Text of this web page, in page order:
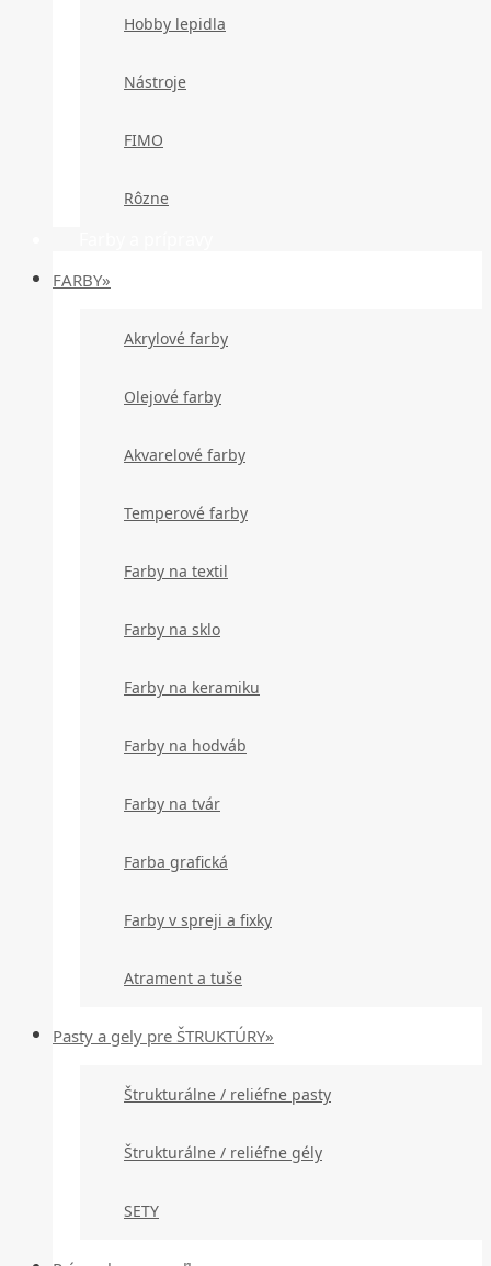
Hobby lepidla
Nástroje
FIMO
Rôzne
FARBY»
Akrylové farby
Olejové farby
Akvarelové farby
Temperové farby
Farby na textil
Farby na sklo
Farby na keramiku
Farby na hodváb
Farby na tvár
Farba grafická
Farby v spreji a fixky
Atrament a tuše
Pasty a gely pre ŠTRUKTÚRY»
Štrukturálne / reliéfne pasty
Štrukturálne / reliéfne gély
SETY